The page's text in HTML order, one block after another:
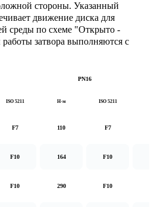
стороны. Указанный
движение диска для
среды по схеме "Открыто -
затвора выполняются с
PN16
ISO 5211 Н·м ISO 5211
F7 110 F7
F10 164 F10
F10 290 F10